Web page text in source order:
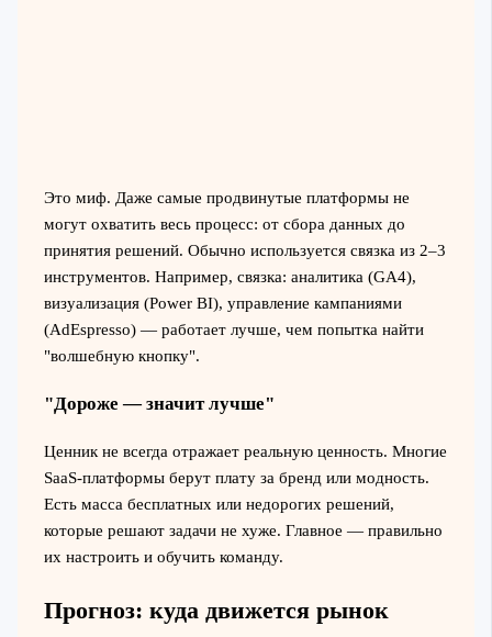
Это миф. Даже самые продвинутые платформы не
могут охватить весь процесс: от сбора данных до
принятия решений. Обычно используется связка из 2–3
инструментов. Например, связка: аналитика (GA4),
визуализация (Power BI), управление кампаниями
(AdEspresso) — работает лучше, чем попытка найти
"волшебную кнопку".
"Дороже — значит лучше"
Ценник не всегда отражает реальную ценность. Многие
SaaS-платформы берут плату за бренд или модность.
Есть масса бесплатных или недорогих решений,
которые решают задачи не хуже. Главное — правильно
их настроить и обучить команду.
Прогноз: куда движется рынок